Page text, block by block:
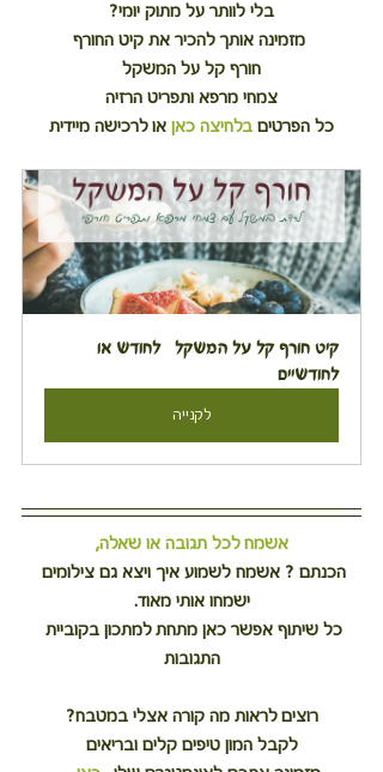
בלי לוותר על מתוק יומי?
חורף קל על המשקל
צמחי מרפא ותפריט הרזיה
כל הפרטים בלחיצה כאן או לרכישה מיידית
קיט חורף קל על המשקל   לחודש או
לחודשיים
לקנייה
אשמח לכל תגובה או שאלה,
הכנתם ? אשמח לשמוע איך ויצא גם צילומים
ישמחו אותי מאוד.
כל שיתוף אפשר כאן מתחת למתכון בקוביית
התגובות
רוצים לראות מה קורה אצלי במטבח?
לקבל המון טיפים קלים ובריאים